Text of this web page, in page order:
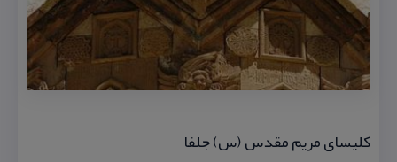
كلیسای مریم مقدس (س) جلفا